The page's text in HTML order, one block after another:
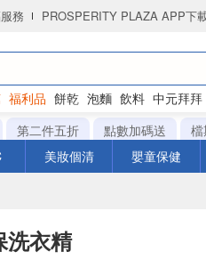
務 PROSPERITY PLAZA APP下
福利品 餅乾 泡麵 飲料 中元拜拜
第二件五折 點數加碼送
美妝個清 嬰童保健
洗衣精